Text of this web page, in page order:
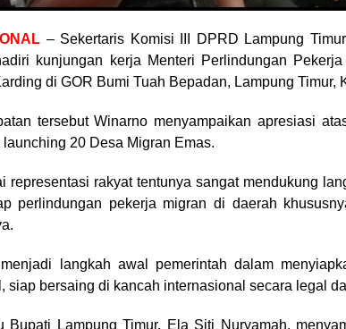
– Sekertaris Komisi III DPRD Lampung
kunjungan kerja Menteri Perlindungan
di GOR Bumi Tuah Bepadan, Lampung Timur,
tersebut Winarno menyampaikan apresiasi
20 Desa Migran Emas.
representasi rakyat tentunya sangat mendukung
perlindungan pekerja migran di daerah
langkah awal pemerintah dalam
siap bersaing di kancah internasional secara legal
Bupati Lampung Timur, Ela Siti Nuryamah,